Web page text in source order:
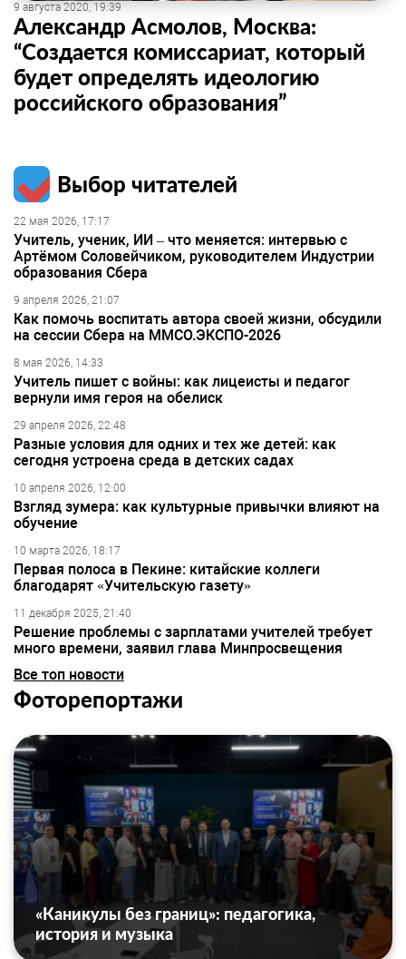
9 августа 2020, 19:39
Александр Асмолов, Москва:
“Создается комиссариат, который
будет определять идеологию
российского образования”
Выбор читателей
22 мая 2026, 17:17
Учитель, ученик, ИИ – что меняется: интервью с
Артёмом Соловейчиком, руководителем Индустрии
образования Сбера
9 апреля 2026, 21:07
Как помочь воспитать автора своей жизни, обсудили
на сессии Сбера на ММСО.ЭКСПО-2026
8 мая 2026, 14:33
Учитель пишет с войны: как лицеисты и педагог
вернули имя героя на обелиск
29 апреля 2026, 22:48
Разные условия для одних и тех же детей: как
сегодня устроена среда в детских садах
10 апреля 2026, 12:00
Взгляд зумера: как культурные привычки влияют на
обучение
10 марта 2026, 18:17
Первая полоса в Пекине: китайские коллеги
благодарят «Учительскую газету»
11 декабря 2025, 21:40
Решение проблемы с зарплатами учителей требует
много времени, заявил глава Минпросвещения
Все топ новости
Фоторепортажи
«Каникулы без границ»: педагогика,
история и музыка